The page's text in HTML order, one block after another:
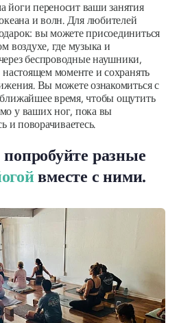
йоги переносит ваши занятия
и волн. Для любителей
вы можете присоединиться
воздухе, где музыка и
беспроводные наушники,
настоящем моменте и сохранять
Вы можете ознакомиться с
время, чтобы ощутить
у ваших ног, пока вы
и поворачиваетесь.
разные
вместе с ними.